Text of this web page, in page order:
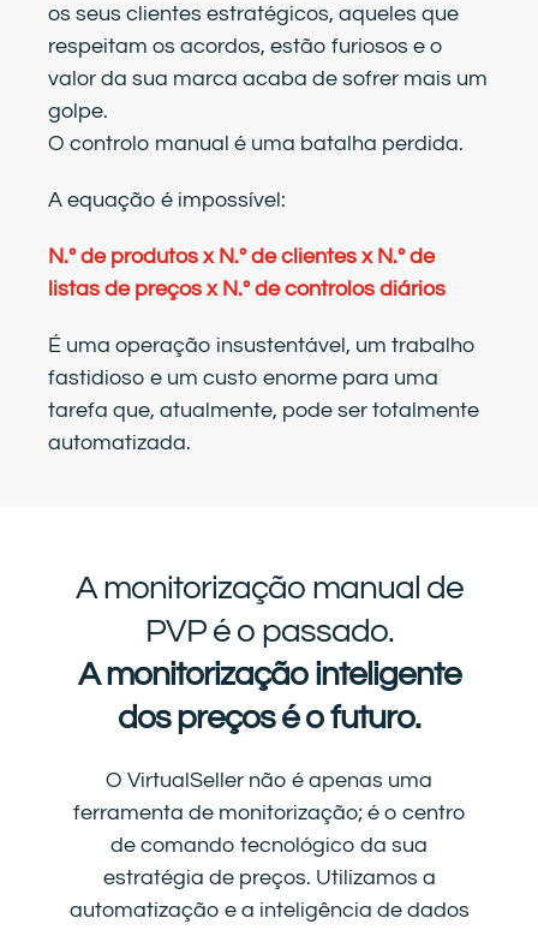
os seus clientes estratégicos, aqueles que
respeitam os acordos, estão furiosos e o
valor da sua marca acaba de sofrer mais um
golpe.
O controlo manual é uma batalha perdida.
A equação é impossível:
N.º de produtos x N.º de clientes x N.º de
listas de preços x N.º de controlos diários
É uma operação insustentável, um trabalho
fastidioso e um custo enorme para uma
tarefa que, atualmente, pode ser totalmente
automatizada.
A monitorização manual de
PVP é o passado.
A monitorização inteligente
dos preços é o futuro.
O VirtualSeller não é apenas uma
ferramenta de monitorização; é o centro
de comando tecnológico da sua
estratégia de preços. Utilizamos a
automatização e a inteligência de dados